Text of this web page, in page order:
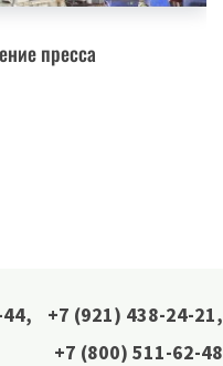
пресса
, +7 (921) 438-24-21,
+7 (800) 511-62-48